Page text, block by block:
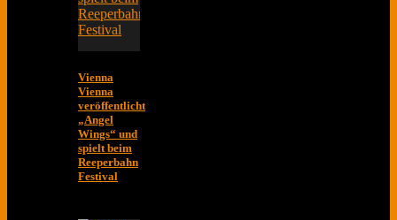
Vienna
Vienna
veröffentlicht
„Angel
Wings“ und
spielt beim
Reeperbahn
Festival